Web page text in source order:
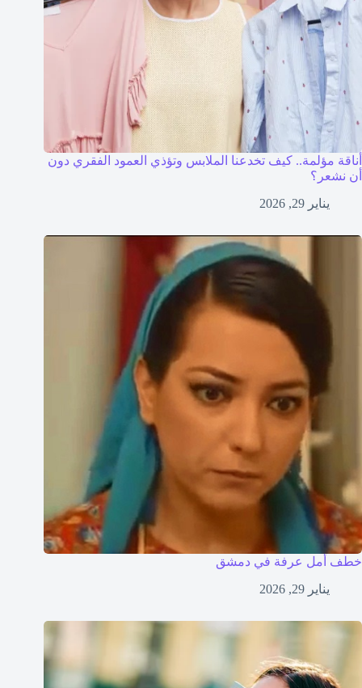
أناقة مؤلمة.. كيف تخدعنا الملابس وتؤذي العمود الفقري دون
أن نشعر؟
يناير 29, 2026
خطف أمل عرفة في دمشق
يناير 29, 2026